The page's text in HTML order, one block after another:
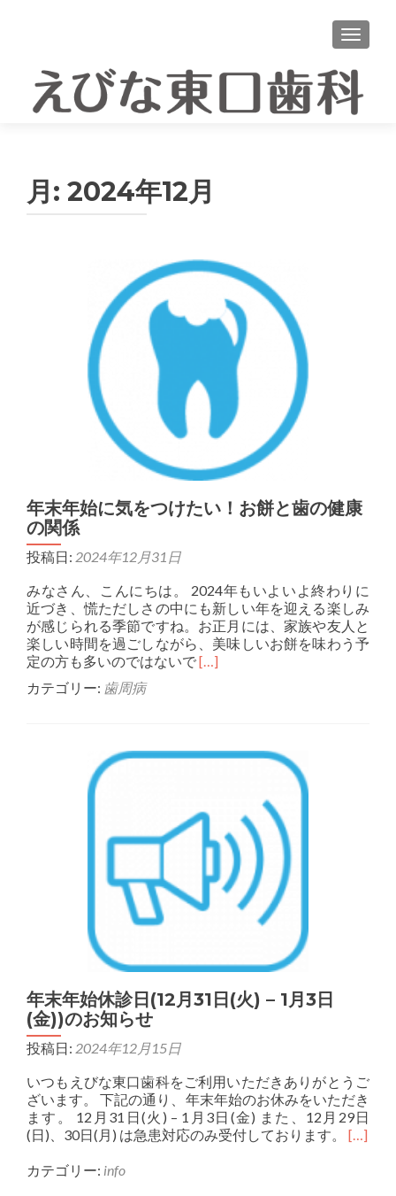
ナビゲ
月: 2024年12月
年末年始に気をつけたい！お餅と歯の健康
の関係
投稿日: 2024年12月31日
みなさん、こんにちは。 2024年もいよいよ終わりに
近づき、慌ただしさの中にも新しい年を迎える楽しみ
が感じられる季節ですね。お正月には、家族や友人と
楽しい時間を過ごしながら、美味しいお餅を味わう予
定の方も多いのではないでRead more about 年末年始に
[…]
カテゴリー: 歯周病
年末年始休診日(12月31日(火) – 1月3日
(金))のお知らせ
投稿日: 2024年12月15日
いつもえびな東口歯科をご利用いただきありがとうご
ざいます。 下記の通り、年末年始のお休みをいただき
ます。 12月31日(火) – 1月3日(金) また、12月29日
(日)、30日(月) は急患対応のみ受付しております。 Read
[…]
カテゴリー: info